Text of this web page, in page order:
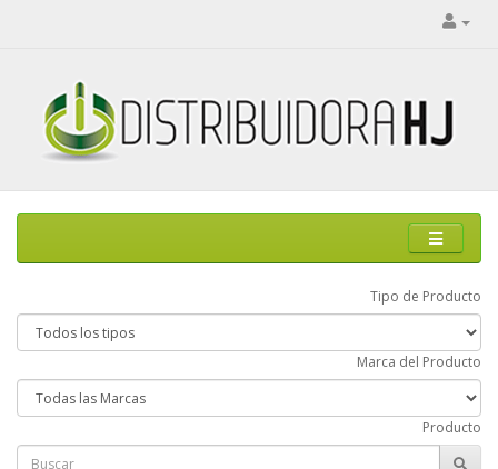
Tipo de Producto
Marca del Producto
Producto